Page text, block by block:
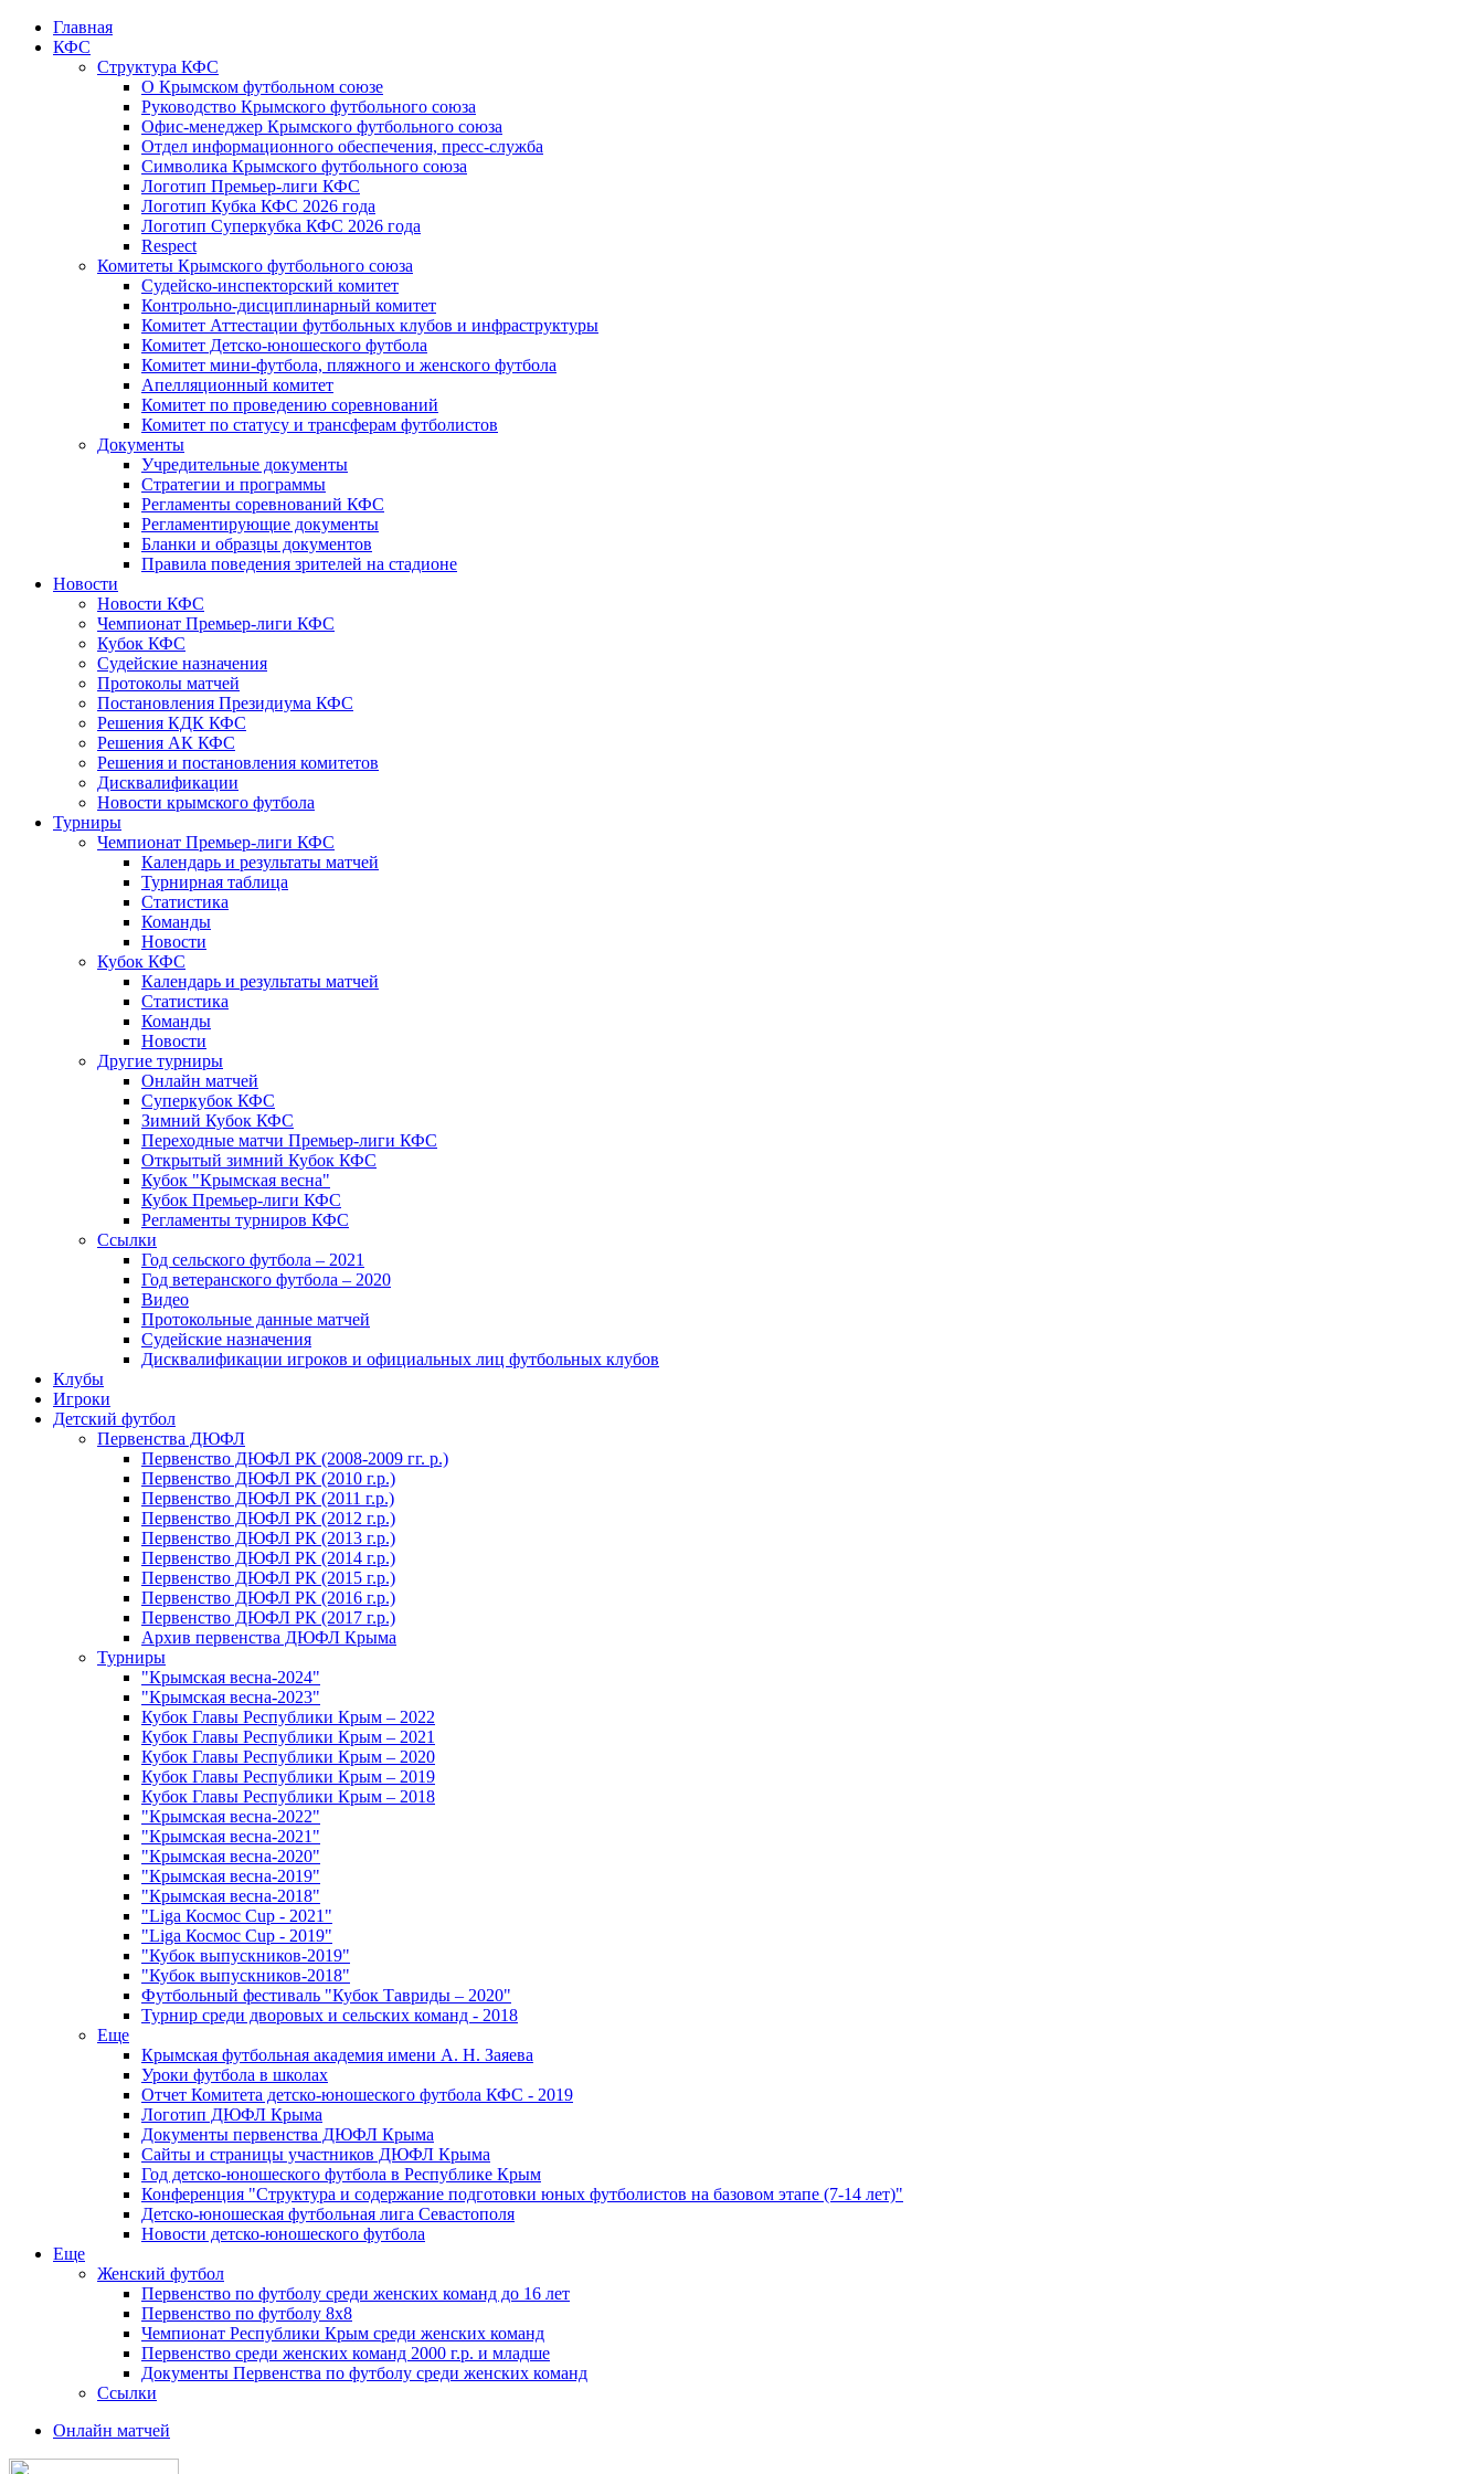
Главная
КФС
Структура КФС
О Крымском футбольном союзе
Руководство Крымского футбольного союза
Офис-менеджер Крымского футбольного союза
Отдел информационного обеспечения, пресс-служба
Символика Крымского футбольного союза
Логотип Премьер-лиги КФС
Логотип Кубка КФС 2026 года
Логотип Суперкубка КФС 2026 года
Respect
Комитеты Крымского футбольного союза
Судейско-инспекторский комитет
Контрольно-дисциплинарный комитет
Комитет Аттестации футбольных клубов и инфраструктуры
Комитет Детско-юношеского футбола
Комитет мини-футбола, пляжного и женского футбола
Апелляционный комитет
Комитет по проведению соревнований
Комитет по статусу и трансферам футболистов
Документы
Учредительные документы
Стратегии и программы
Регламенты соревнований КФС
Регламентирующие документы
Бланки и образцы документов
Правила поведения зрителей на стадионе
Новости
Новости КФС
Чемпионат Премьер-лиги КФС
Кубок КФС
Судейские назначения
Протоколы матчей
Постановления Президиума КФС
Решения КДК КФС
Решения АК КФС
Решения и постановления комитетов
Дисквалификации
Новости крымского футбола
Турниры
Чемпионат Премьер-лиги КФС
Календарь и результаты матчей
Турнирная таблица
Статистика
Команды
Новости
Кубок КФС
Календарь и результаты матчей
Статистика
Команды
Новости
Другие турниры
Онлайн матчей
Суперкубок КФС
Зимний Кубок КФС
Переходные матчи Премьер-лиги КФС
Открытый зимний Кубок КФС
Кубок "Крымская весна"
Кубок Премьер-лиги КФС
Регламенты турниров КФС
Ссылки
Год сельского футбола – 2021
Год ветеранского футбола – 2020
Видео
Протокольные данные матчей
Судейские назначения
Дисквалификации игроков и официальных лиц футбольных клубов
Клубы
Игроки
Детский футбол
Первенства ДЮФЛ
Первенство ДЮФЛ РК (2008-2009 гг. р.)
Первенство ДЮФЛ РК (2010 г.р.)
Первенство ДЮФЛ РК (2011 г.р.)
Первенство ДЮФЛ РК (2012 г.р.)
Первенство ДЮФЛ РК (2013 г.р.)
Первенство ДЮФЛ РК (2014 г.р.)
Первенство ДЮФЛ РК (2015 г.р.)
Первенство ДЮФЛ РК (2016 г.р.)
Первенство ДЮФЛ РК (2017 г.р.)
Архив первенства ДЮФЛ Крыма
Турниры
"Крымская весна-2024"
"Крымская весна-2023"
Кубок Главы Республики Крым – 2022
Кубок Главы Республики Крым – 2021
Кубок Главы Республики Крым – 2020
Кубок Главы Республики Крым – 2019
Кубок Главы Республики Крым – 2018
"Крымская весна-2022"
"Крымская весна-2021"
"Крымская весна-2020"
"Крымская весна-2019"
"Крымская весна-2018"
"Liga Космос Cup - 2021"
"Liga Космос Cup - 2019"
"Кубок выпускников-2019"
"Кубок выпускников-2018"
Футбольный фестиваль "Кубок Тавриды – 2020"
Турнир среди дворовых и сельских команд - 2018
Еще
Крымская футбольная академия имени А. Н. Заяева
Уроки футбола в школах
Отчет Комитета детско-юношеского футбола КФС - 2019
Логотип ДЮФЛ Крыма
Документы первенства ДЮФЛ Крыма
Сайты и страницы участников ДЮФЛ Крыма
Год детско-юношеского футбола в Республике Крым
Конференция "Структура и содержание подготовки юных футболистов на базовом этапе (7-14 лет)"
Детско-юношеская футбольная лига Севастополя
Новости детско-юношеского футбола
Еще
Женский футбол
Первенство по футболу среди женских команд до 16 лет
Первенство по футболу 8х8
Чемпионат Республики Крым среди женских команд
Первенство среди женских команд 2000 г.р. и младше
Документы Первенства по футболу среди женских команд
Ссылки
Онлайн матчей